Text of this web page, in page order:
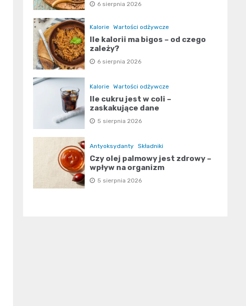
6 sierpnia 2026
Kalorie Wartości odżywcze
Ile kalorii ma bigos – od czego
zależy?
6 sierpnia 2026
Kalorie Wartości odżywcze
Ile cukru jest w coli –
zaskakujące dane
5 sierpnia 2026
Antyoksydanty Składniki
Czy olej palmowy jest zdrowy –
wpływ na organizm
5 sierpnia 2026